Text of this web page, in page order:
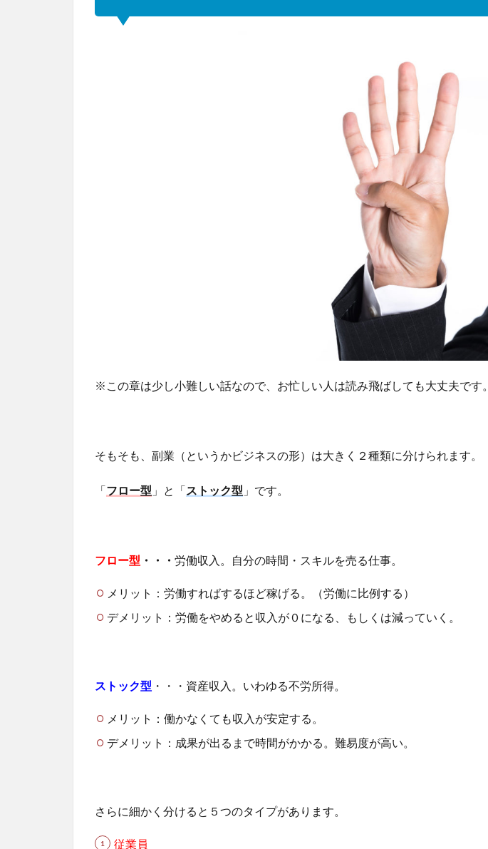
※この章は少し小難しい話なので、お忙しい人は読み飛ばしても大丈夫です。
そもそも、副業（というかビジネスの形）は大きく２種類に分けられます。
「フロー型 」と「ストック型 」です。
フロー型 ・・・ 労働収入。自分の時間・スキルを売る仕事。
メリット：労働すればするほど稼げる。（労働に比例する）
デメリット：労働をやめると収入が０になる、もしくは減っていく。
ストック型 ・・・資産収入。いわゆる不労所得。
メリット：働かなくても収入が安定する。
デメリット：成果が出るまで時間がかかる。難易度が高い。
さらに細かく分けると５つのタイプがあります。
従業員